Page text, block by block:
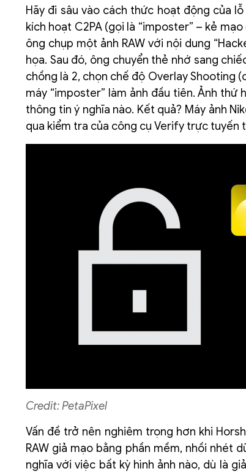
Hãy đi sâu vào cách thức hoạt động của
kích hoạt C2PA (gọi là “imposter” – kẻ
ông chụp một ảnh RAW với nội dung
họa. Sau đó, ông chuyển thẻ nhớ sang
chồng là 2, chọn chế độ Overlay Shooting
máy “imposter” làm ảnh đầu tiên. Ảnh
thông tin ý nghĩa nào. Kết quả? Máy ảnh
qua kiểm tra của công cụ Verify trực
Credit: PetaPixel
Vấn đề trở nên nghiêm trọng hơn khi
RAW giả mạo bằng phần mềm, nhồi nhét
nghĩa với việc bất kỳ hình ảnh nào, dù là